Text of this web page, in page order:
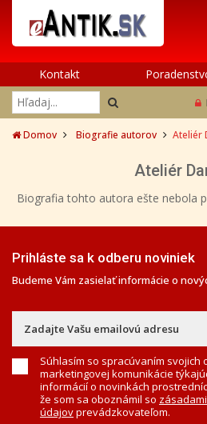
Kontakt
Domov Biografie autorov Ateliér
Ateliér
Biografia tohto autora ešte nebola
Prihláste sa k odberu noviniek
Budeme Vám zasielať informácie o
Súhlasím so spracúvaním svojich
marketingovej komunikácie
informácií o novinkách
že som sa oboznámil so
údajovprevádzkovateľom.